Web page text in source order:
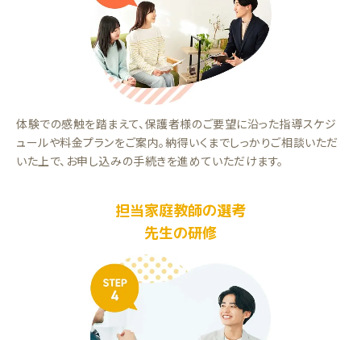
体験での感触を踏まえて、保護者様のご要望に沿った指導スケジ
ュールや料金プランをご案内。納得いくまでしっかりご相談いただ
いた上で、お申し込みの手続きを進めていただけます。
担当家庭教師の選考
先生の研修